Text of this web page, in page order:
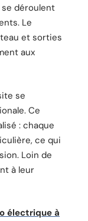
déroulent
Le
et sorties
aux
se
Ce
: chaque
ce qui
Loin de
à leur
électrique à